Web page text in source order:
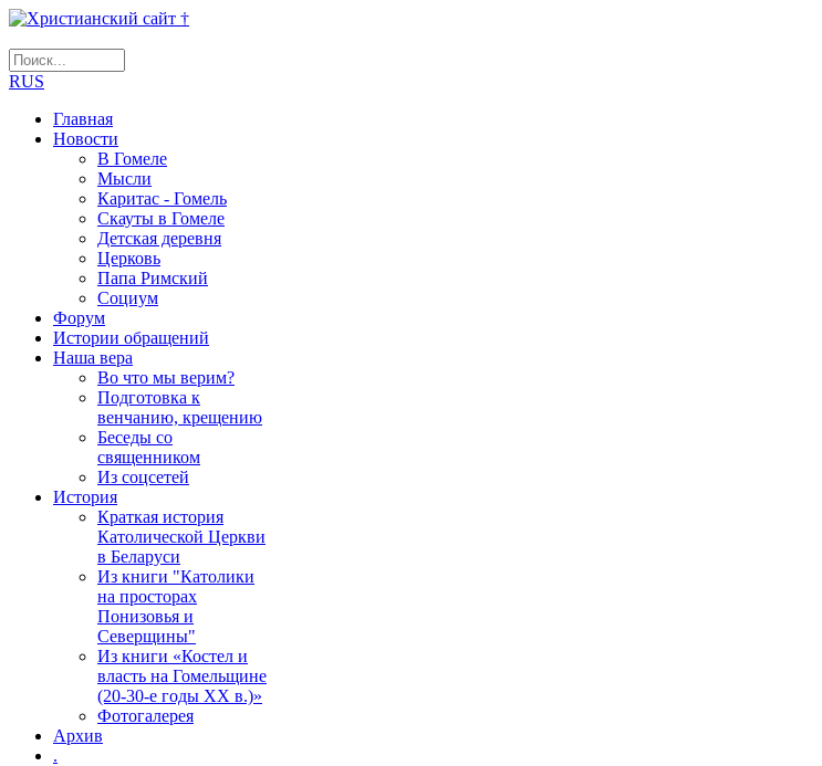
RUS
Главная
Новости
В Гомеле
Мысли
Каритас - Гомель
Скауты в Гомеле
Детская деревня
Церковь
Папа Римский
Социум
Форум
Истории обращений
Наша вера
Во что мы верим?
Подготовка к
венчанию, крещению
Беседы со
священником
Из соцсетей
История
Краткая история
Католической Церкви
в Беларуси
Из книги "Католики
на просторах
Понизовья и
Северщины"
Из книги «Костел и
власть на Гомельщине
(20-30-е годы ХХ в.)»
Фотогалерея
Архив
.